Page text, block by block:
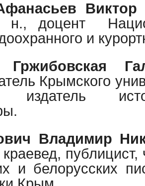
н., доцент
и
Гржибовская
Крымского
издатель
Владимир
краевед,
и белорусских